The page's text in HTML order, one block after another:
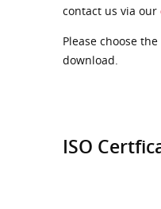
contact us via our
Please choose
download.
ISO